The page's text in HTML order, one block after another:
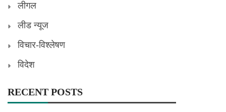
लीगल
लीड न्यूज
विचार-विश्लेषण
विदेश
RECENT POSTS